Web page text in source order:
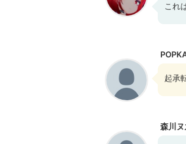
これ
起承
森川